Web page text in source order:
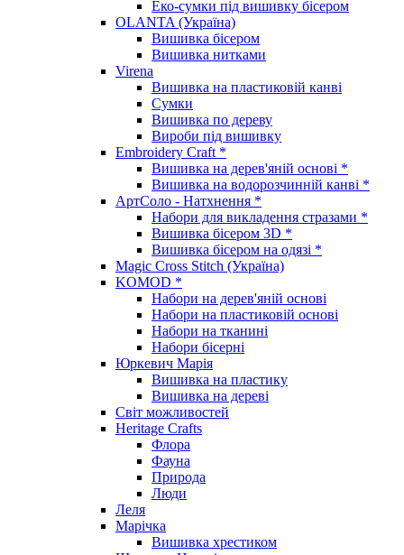
Еко-сумки під вишивку бісером
OLANTA (Україна)
Вишивка бісером
Вишивка нитками
Virena
Вишивка на пластиковій канві
Сумки
Вишивка по дереву
Вироби під вишивку
Embroidery Craft *
Вишивка на дерев'яній основі *
Вишивка на водорозчинній канві *
АртСоло - Натхнення *
Набори для викладення стразами *
Вишивка бісером 3D *
Вишивка бісером на одязі *
Magic Cross Stitch (Україна)
KOMOD *
Набори на дерев'яній основі
Набори на пластиковій основі
Набори на тканині
Набори бісерні
Юркевич Марія
Вишивка на пластику
Вишивка на дереві
Світ можливостей
Heritage Crafts
Флора
Фауна
Природа
Люди
Леля
Марічка
Вишивка хрестиком